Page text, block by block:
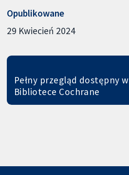
Opublikowane
29 Kwiecień 2024
Pełny przegląd dostępny w
Bibliotece Cochrane